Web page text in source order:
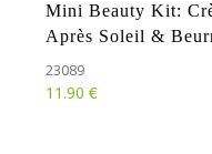
Mini Beauty Kit:
Après Soleil &
23089
11.90 €